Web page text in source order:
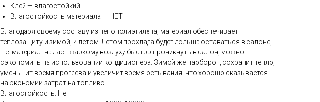
Клей — влагостойкий
Влагостойкость материала — НЕТ
Благодаря своему составу из пенополиэтилена, материал обеспечивает
теплозащиту и зимой, и летом. Летом прохлада будет дольше оставаться в салоне,
т.е. материал не даст жаркому воздуху быстро проникнуть в салон, можно
сэкономить на использовании кондиционера. Зимой же наоборот, сохранит тепло,
уменьшит время прогрева и увеличит время остывания, что хорошо сказывается
на экономии затрат на топливо.
Влагостойкость: Нет